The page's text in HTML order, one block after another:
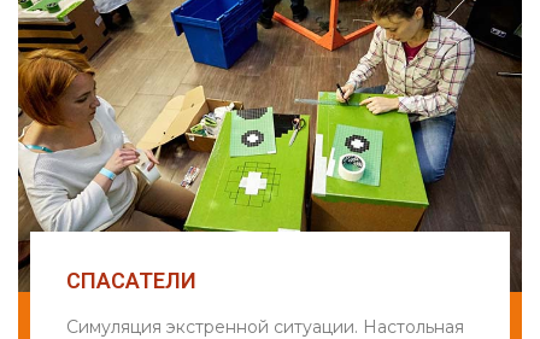
СПАСАТЕЛИ
Симуляция экстренной ситуации. Настольная